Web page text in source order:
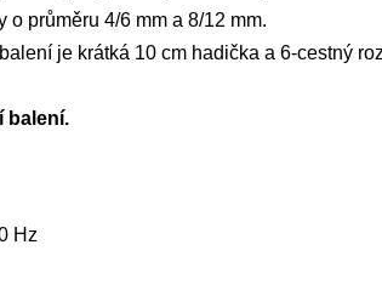
o průměru 4/6 mm a 8/12 mm.
je krátká 10 cm hadička a 6-cestný
balení.
Hz